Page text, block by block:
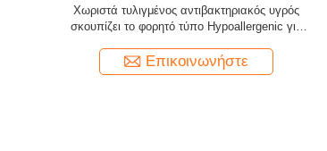
Pomelo λεμονιών ο καθαρισμός κουζινών
γεύσης υγρός σκουπίζει το μη υφανθε'ν
Επικοινωνήστε